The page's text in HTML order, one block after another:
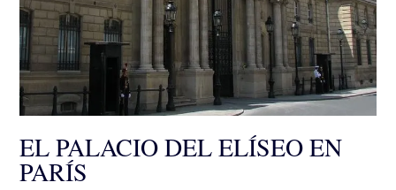
EL PALACIO DEL ELÍSEO EN
PARÍS